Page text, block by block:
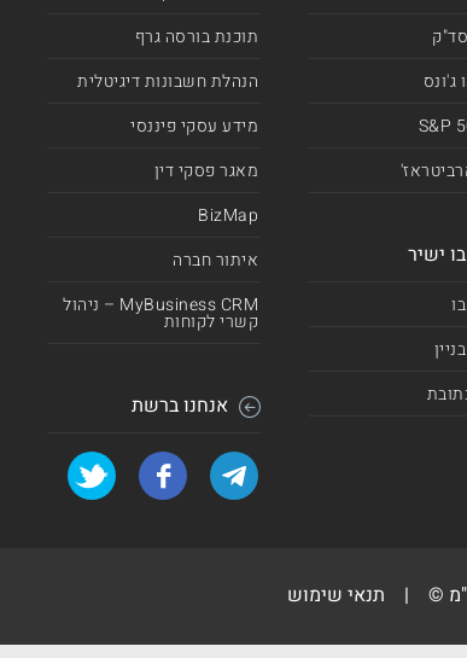
ג'ונס
ישיר
תוכנת בורסה גרף
הנהלת חשבונות דיגיטלית
מידע עסקי פיננסי
מאגר פסקי דין
BizMap
איתור חברה
MyBusiness CRM – ניהול
קשרי לקוחות
אנחנו ברשת
©
| תנאי שימוש